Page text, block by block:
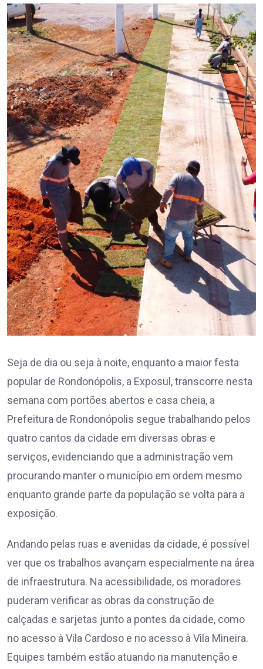
Seja de dia ou seja à noite, enquanto a maior festa
popular de Rondonópolis, a Exposul, transcorre nesta
semana com portões abertos e casa cheia, a
Prefeitura de Rondonópolis segue trabalhando pelos
quatro cantos da cidade em diversas obras e
serviços, evidenciando que a administração vem
procurando manter o município em ordem mesmo
enquanto grande parte da população se volta para a
exposição.
Andando pelas ruas e avenidas da cidade, é possível
ver que os trabalhos avançam especialmente na área
de infraestrutura. Na acessibilidade, os moradores
puderam verificar as obras da construção de
calçadas e sarjetas junto a pontes da cidade, como
no acesso à Vila Cardoso e no acesso à Vila Mineira.
Equipes também estão atuando na manutenção e